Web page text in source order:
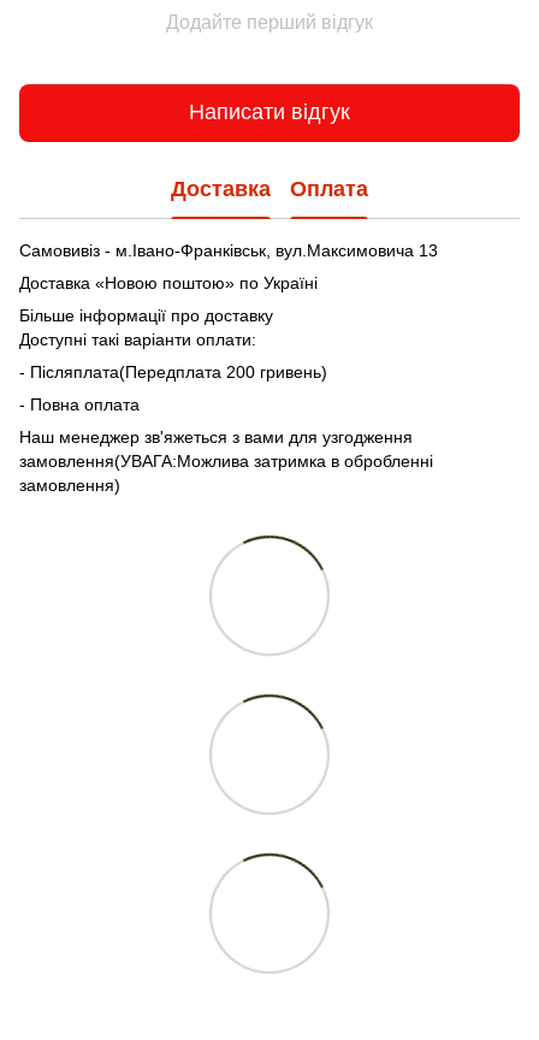
Додайте перший відгук
Написати відгук
Доставка Оплата
Самовивіз - м.Івано-Франківськ, вул.Максимовича 13
Доставка «Новою поштою» по Україні
Більше інформації про доставку
Доступні такі варіанти оплати:
- Післяплата(Передплата 200 гривень)
- Повна оплата
Наш менеджер зв'яжеться з вами для узгодження
замовлення(УВАГА:Можлива затримка в обробленні
замовлення)